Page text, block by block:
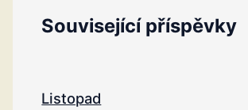
Související příspěvky
Listopad